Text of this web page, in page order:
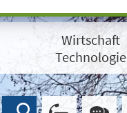
Wirtschaft
Technologie